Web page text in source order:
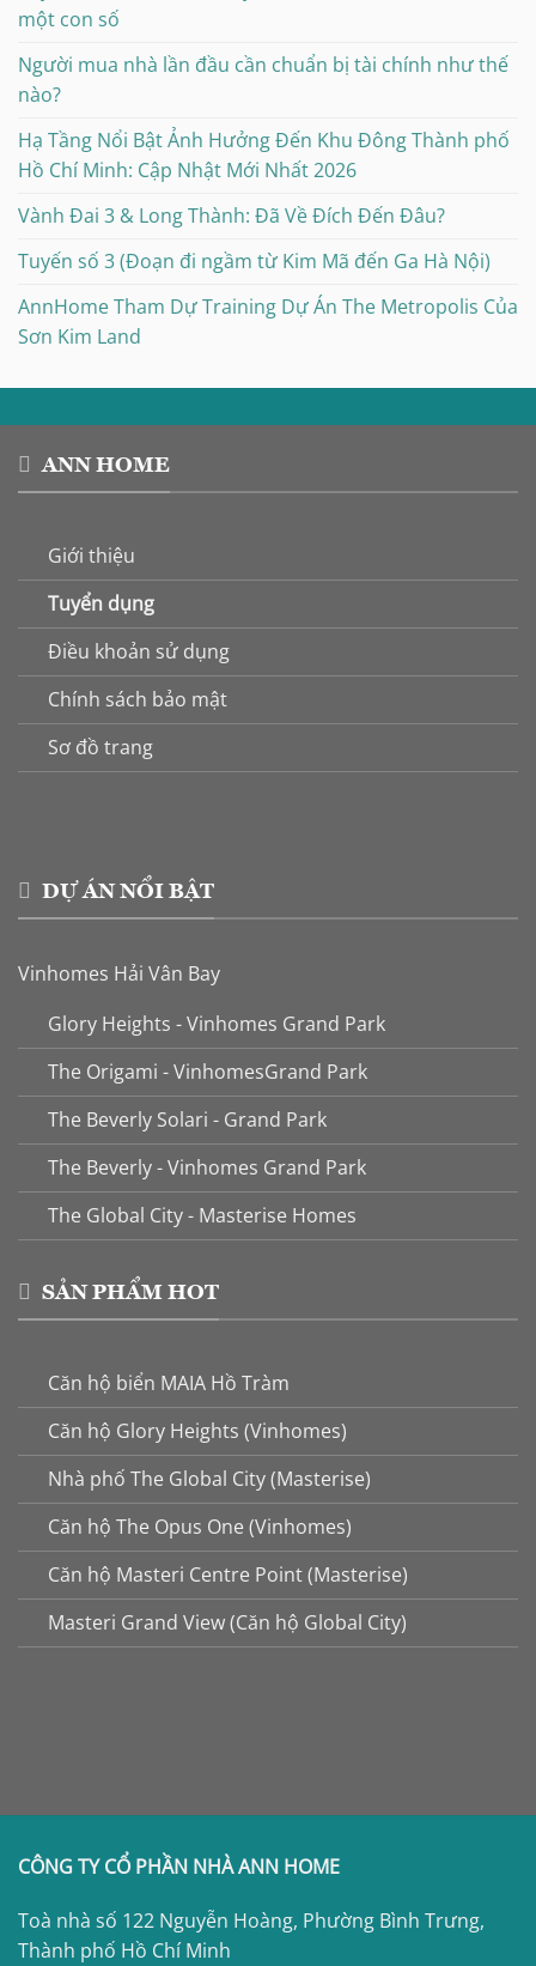
một con số
Người mua nhà lần đầu cần chuẩn bị tài chính như thế
nào?
Hạ Tầng Nổi Bật Ảnh Hưởng Đến Khu Đông Thành phố
Hồ Chí Minh: Cập Nhật Mới Nhất 2026
Vành Đai 3 & Long Thành: Đã Về Đích Đến Đâu?
Tuyến số 3 (Đoạn đi ngầm từ Kim Mã đến Ga Hà Nội)
AnnHome Tham Dự Training Dự Án The Metropolis Của
Sơn Kim Land
ANN HOME
Giới thiệu
Tuyển dụng
Điều khoản sử dụng
Chính sách bảo mật
Sơ đồ trang
DỰ ÁN NỔI BẬT
Vinhomes Hải Vân Bay
Glory Heights - Vinhomes Grand Park
The Origami - VinhomesGrand Park
The Beverly Solari - Grand Park
The Beverly - Vinhomes Grand Park
The Global City - Masterise Homes
SẢN PHẨM HOT
Căn hộ biển MAIA Hồ Tràm
Căn hộ Glory Heights (Vinhomes)
Nhà phố The Global City (Masterise)
Căn hộ The Opus One (Vinhomes)
Căn hộ Masteri Centre Point (Masterise)
Masteri Grand View (Căn hộ Global City)
CÔNG TY CỔ PHẦN NHÀ ANN HOME
Toà nhà số 122 Nguyễn Hoàng, Phường Bình Trưng,
Thành phố Hồ Chí Minh